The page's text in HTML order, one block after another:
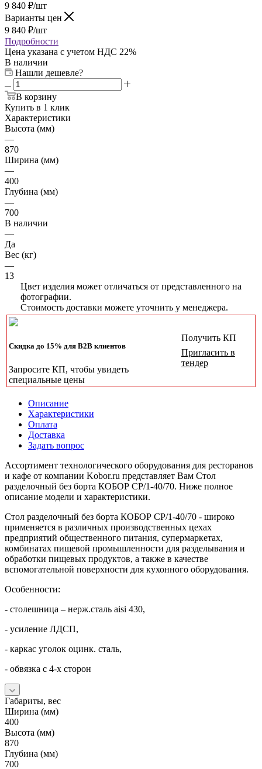
9 840 ₽/шт
Варианты цен
9 840 ₽/шт
Подробности
Цена указана с учетом НДС 22%
В наличии
Нашли дешевле?
В корзину
Купить в 1 клик
Характеристики
Высота (мм)
—
870
Ширина (мм)
—
400
Глубина (мм)
—
700
В наличии
—
Да
Вес (кг)
—
13
Цвет изделия может отличаться от представленного на
фотографии.
Стоимость доставки можете уточнить у менеджера.
Скидка до 15% для B2B клиентов
Запросите КП, чтобы увидеть
специальные цены
Получить КП
Пригласить в
тендер
Описание
Характеристики
Оплата
Доставка
Задать вопрос
Ассортимент технологического оборудования для ресторанов
и кафе от компании Kobor.ru представляет Вам Стол
разделочный без борта КОБОР СР/1-40/70. Ниже полное
описание модели и характеристики.
Стол разделочный без борта КОБОР СР/1-40/70 - широко
применяется в различных производственных цехах
предприятий общественного питания, супермаркетах,
комбинатах пищевой промышленности для разделывания и
обработки пищевых продуктов, а также в качестве
вспомогательной поверхности для кухонного оборудования.
Особенности:
- столешница – нерж.сталь aisi 430,
- усиление ЛДСП,
- каркас уголок оцинк. сталь,
- обвязка с 4-х сторон
Габариты, вес
Ширина (мм)
400
Высота (мм)
870
Глубина (мм)
700